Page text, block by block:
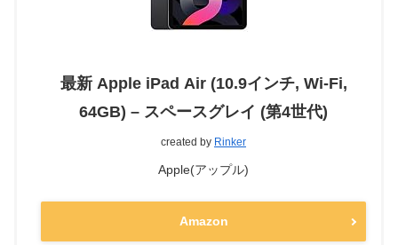
最新 Apple iPad Air (10.9インチ, Wi-Fi,
64GB) – スペースグレイ (第4世代)
created by Rinker
Apple(アップル)
Amazon